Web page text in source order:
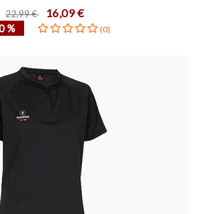
Design Contemporain
22,99 € 16,09 €
% (0)